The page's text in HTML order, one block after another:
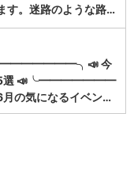
す。迷路のような路…
今
5選 📣╰━━━━━━━
気になるイベン…